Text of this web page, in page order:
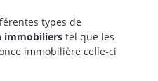
types de
immobiliers tel que les
immobilière celle-ci